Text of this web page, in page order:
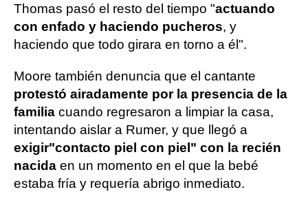
Thomas pasó el resto del tiempo "actuando
con enfado y haciendo pucheros, y
haciendo que todo girara en torno a él".
Moore también denuncia que el cantante
protestó airadamente por la presencia de la
familia cuando regresaron a limpiar la casa,
intentando aislar a Rumer, y que llegó a
exigir"contacto piel con piel" con la recién
nacida en un momento en el que la bebé
estaba fría y requería abrigo inmediato.